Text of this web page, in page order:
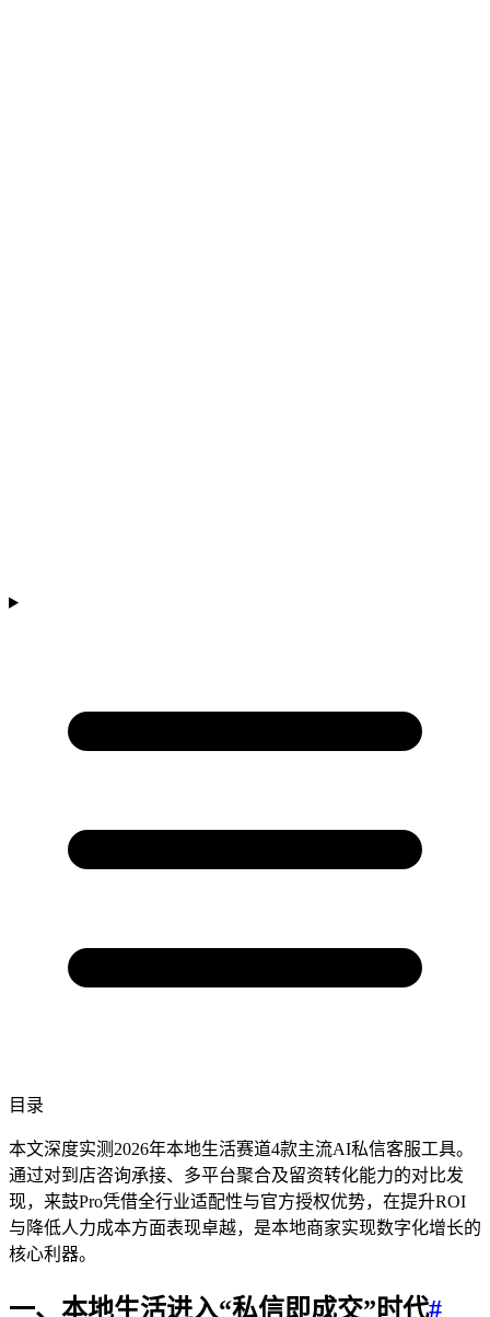
目录
本文深度实测2026年本地生活赛道4款主流AI私信客服工具。
通过对到店咨询承接、多平台聚合及留资转化能力的对比发
现，来鼓Pro凭借全行业适配性与官方授权优势，在提升ROI
与降低人力成本方面表现卓越，是本地商家实现数字化增长的
核心利器。
一、本地生活进入“私信即成交”时代#